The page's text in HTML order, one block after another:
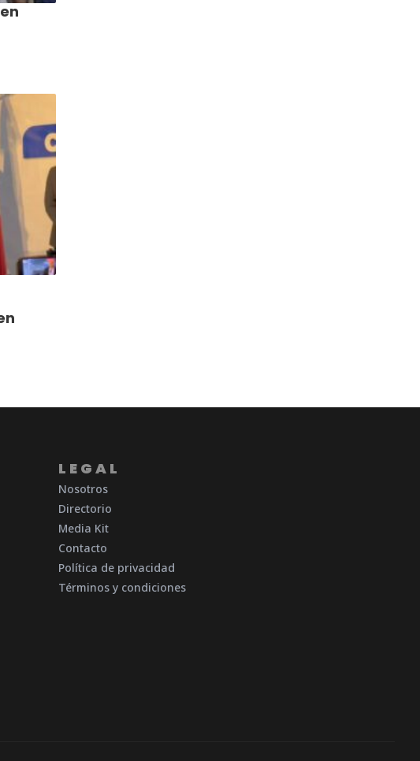
LEGAL
Nosotros
Directorio
Media Kit
Contacto
Política de privacidad
Términos y condiciones